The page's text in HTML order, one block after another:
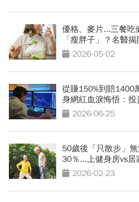
優格、麥片...三餐吃
「瘦胖子」？名醫
2026-05-02
從賺150%到賠
身網紅血淚悔悟：
動也放棄
2026-06-25
50歲後「只散步」
30％...上健身房vs
略一次看
2026-02-23